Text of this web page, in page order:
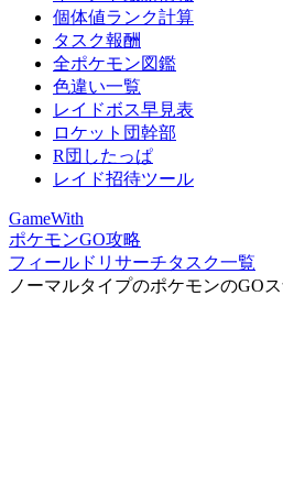
個体値ランク計算
タスク報酬
全ポケモン図鑑
色違い一覧
レイドボス早見表
ロケット団幹部
R団したっぱ
レイド招待ツール
GameWith
ポケモンGO攻略
フィールドリサーチタスク一覧
ノーマルタイプのポケモンのGO